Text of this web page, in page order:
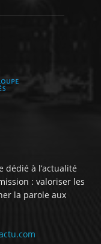
dédié à l’actualité
: valoriser les
la parole aux